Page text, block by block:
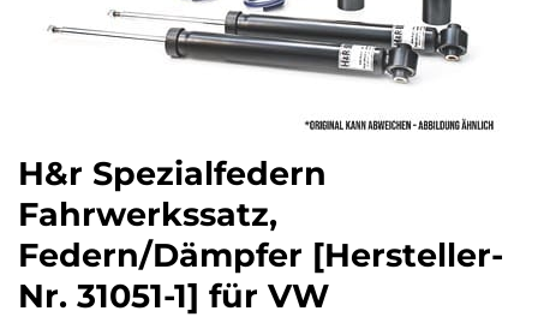
H&r Spezialfedern
Fahrwerkssatz,
Federn/Dämpfer [Hersteller-
Nr. 31051-1] für VW